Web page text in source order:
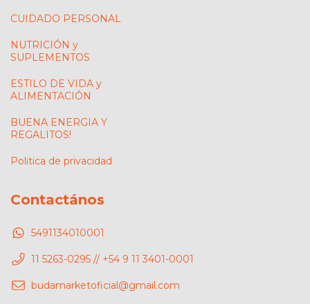
CUIDADO PERSONAL
NUTRICIÓN y
SUPLEMENTOS
ESTILO DE VIDA y
ALIMENTACIÓN
BUENA ENERGIA Y
REGALITOS!
Politica de privacidad
Contactános
5491134010001
11 5263-0295 // +54 9 11 3401-0001
budamarketoficial@gmail.com